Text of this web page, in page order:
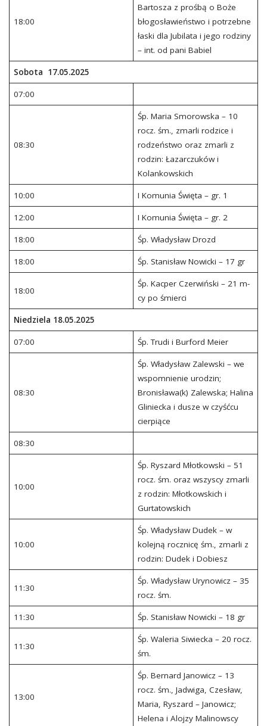
18:00
Bartosza z prośbą o Boże
błogosławieństwo i potrzebne
łaski dla Jubilata i jego rodziny
– int. od pani Babiel
Sobota 17.05.2025
07:00
08:30
Śp. Maria Smorowska – 10
rocz. śm., zmarli rodzice i
rodzeństwo oraz zmarli z
rodzin: Łazarczuków i
Kolankowskich
10:00 I Komunia Święta – gr. 1
12:00 I Komunia Święta – gr. 2
18:00 Śp. Władysław Drozd
18:00 Śp. Stanisław Nowicki – 17 gr
18:00
Śp. Kacper Czerwiński – 21 m-
cy po śmierci
Niedziela 18.05.2025
07:00 Śp. Trudi i Burford Meier
08:30
Śp. Władysław Zalewski – we
wspomnienie urodzin;
Bronisława(k) Zalewska; Halina
Gliniecka i dusze w czyśćcu
cierpiące
08:30
10:00
Śp. Ryszard Młotkowski – 51
rocz. śm. oraz wszyscy zmarli
z rodzin: Młotkowskich i
Gurtatowskich
10:00
Śp. Władysław Dudek – w
kolejną rocznicę śm., zmarli z
rodzin: Dudek i Dobiesz
11:30
Śp. Władysław Urynowicz – 35
rocz. śm.
11:30 Śp. Stanisław Nowicki – 18 gr
11:30
Śp. Waleria Siwiecka – 20 rocz.
śm.
13:00
Śp. Bernard Janowicz – 13
rocz. śm., Jadwiga, Czesław,
Maria, Ryszard – Janowicz;
Helena i Alojzy Malinowscy